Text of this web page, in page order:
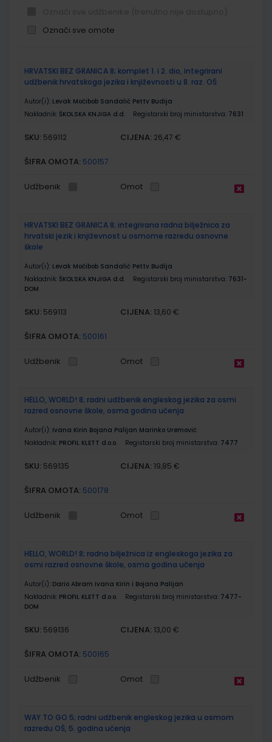
Označi sve omote
proizvodi
HRVATSKI BEZ GRANICA 8; komplet 1. i 2. dio, integrirani
udžbenik hrvatskoga jezika i književnosti u 8. raz. OŠ
Autor(i): Levak Močibob Sandalić Pettv Budija
Nakladnik: ŠKOLSKA KNJIGA d.d. Registarski broj ministarstva: 7631
SKU: 569112 CIJENA: 26,47 €
ŠIFRA OMOTA: 500157
Udžbenik Omot
HRVATSKI BEZ GRANICA 8; integrirana radna bilježnica za
hrvatski jezik i književnost u osmome razredu osnovne
škole
Autor(i): Levak Močibob Sandalić Pettv Budija
Nakladnik: ŠKOLSKA KNJIGA d.d. Registarski broj ministarstva: 7631-
DOM
SKU: 569113 CIJENA: 13,60 €
ŠIFRA OMOTA: 500161
Udžbenik Omot
HELLO, WORLD! 8; radni udžbenik engleskog jezika za osmi
razred osnovne škole, osma godina učenja
Autor(i): Ivana Kirin Bojana Palijan Marinko Uremović
Nakladnik: PROFIL KLETT d.o.o. Registarski broj ministarstva: 7477
SKU: 569135 CIJENA: 19,85 €
ŠIFRA OMOTA: 500178
Udžbenik Omot
HELLO, WORLD! 8; radna bilježnica iz engleskoga jezika za
osmi razred osnovne škole, osma godina učenja
Autor(i): Dario Abram Ivana Kirin i Bojana Palijan
Nakladnik: PROFIL KLETT d.o.o. Registarski broj ministarstva: 7477-
DOM
SKU: 569136 CIJENA: 13,00 €
ŠIFRA OMOTA: 500165
Udžbenik Omot
WAY TO GO 5; radni udžbenik engleskog jezika u osmom
razredu OŠ, 5. godina učenja